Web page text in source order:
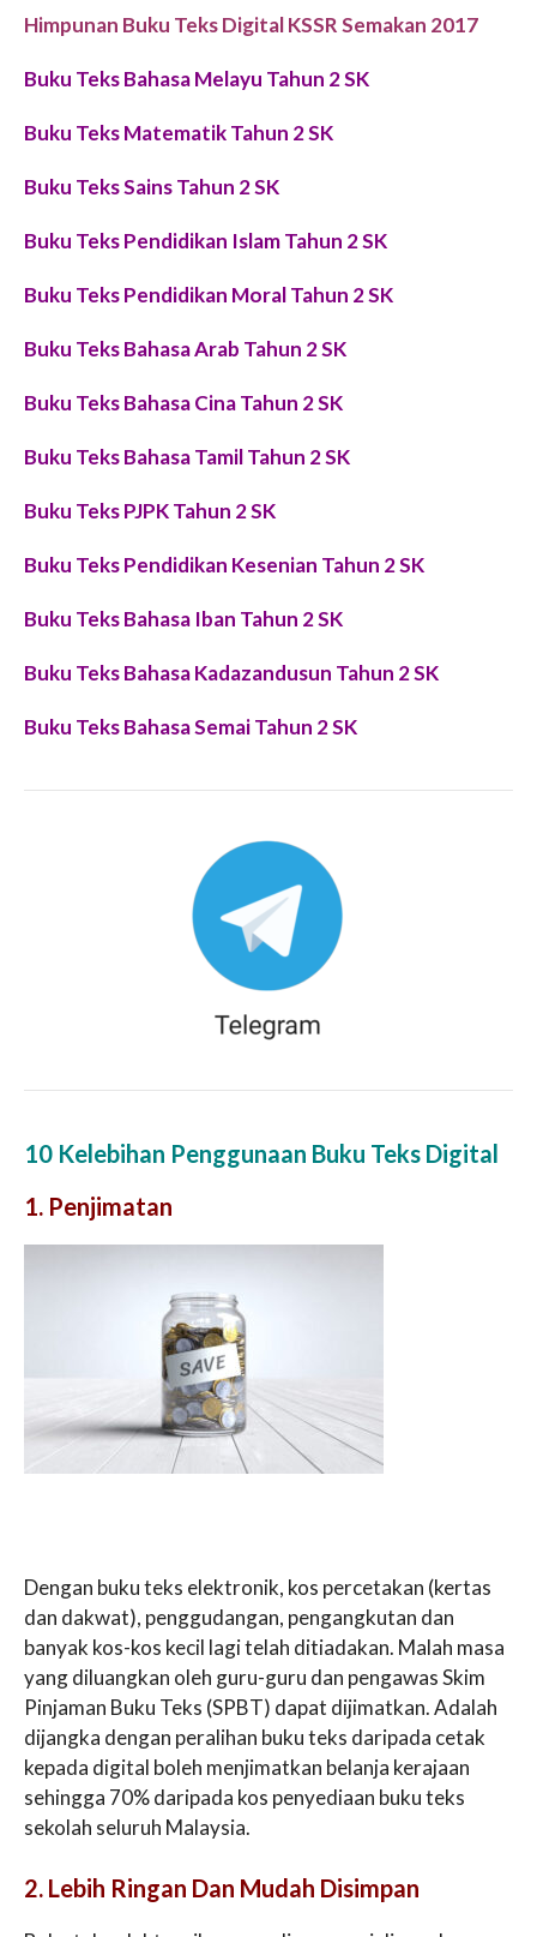
Himpunan Buku Teks Digital KSSR Semakan 2017
Buku Teks Bahasa Melayu Tahun 2 SK
Buku Teks Matematik Tahun 2 SK
Buku Teks Sains Tahun 2 SK
Buku Teks Pendidikan Islam Tahun 2 SK
Buku Teks Pendidikan Moral Tahun 2 SK
Buku Teks Bahasa Arab Tahun 2 SK
Buku Teks Bahasa Cina Tahun 2 SK
Buku Teks Bahasa Tamil Tahun 2 SK
Buku Teks PJPK Tahun 2 SK
Buku Teks Pendidikan Kesenian Tahun 2 SK
Buku Teks Bahasa Iban Tahun 2 SK
Buku Teks Bahasa Kadazandusun Tahun 2 SK
Buku Teks Bahasa Semai Tahun 2 SK
10 Kelebihan Penggunaan Buku Teks Digital
1. Penjimatan
Dengan buku teks elektronik, kos percetakan (kertas
dan dakwat), penggudangan, pengangkutan dan
banyak kos-kos kecil lagi telah ditiadakan. Malah masa
yang diluangkan oleh guru-guru dan pengawas Skim
Pinjaman Buku Teks (SPBT) dapat dijimatkan. Adalah
dijangka dengan peralihan buku teks daripada cetak
kepada digital boleh menjimatkan belanja kerajaan
sehingga 70% daripada kos penyediaan buku teks
sekolah seluruh Malaysia.
2. Lebih Ringan Dan Mudah Disimpan